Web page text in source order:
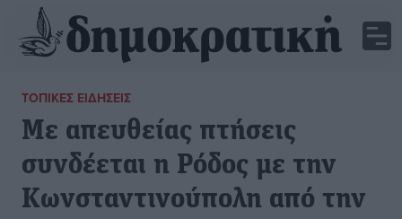
ΤΟΠΙΚΈΣ ΕΙΔΉΣΕΙΣ
Mε απευθείας πτήσεις
συνδέεται η Ρόδος με την
Κωνσταντινούπολη από την